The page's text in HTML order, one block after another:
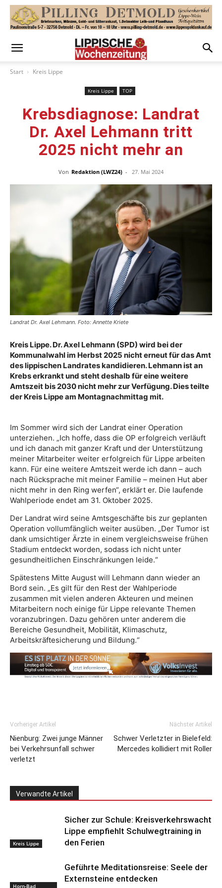
Start Kreis Lippe
Kreis Lippe TOP
Krebsdiagnose: Landrat
Dr. Axel Lehmann tritt
2025 nicht mehr an
Von Redaktion (LWZ24) - 27. Mai 2024
Landrat Dr. Axel Lehmann. Foto: Annette Kriete
Kreis Lippe. Dr. Axel Lehmann (SPD) wird bei der
Kommunalwahl im Herbst 2025 nicht erneut für das Amt
des lippischen Landrates kandidieren. Lehmann ist an
Krebs erkrankt und steht deshalb für eine weitere
Amtszeit bis 2030 nicht mehr zur Verfügung. Dies teilte
der Kreis Lippe am Montagnachmittag mit.
Im Sommer wird sich der Landrat einer Operation
unterziehen. „Ich hoffe, dass die OP erfolgreich verläuft
und ich danach mit ganzer Kraft und der Unterstützung
meiner Mitarbeiter weiter erfolgreich für Lippe arbeiten
kann. Für eine weitere Amtszeit werde ich dann – auch
nach Rücksprache mit meiner Familie – meinen Hut aber
nicht mehr in den Ring werfen“, erklärt er. Die laufende
Wahlperiode endet am 31. Oktober 2025.
Der Landrat wird seine Amtsgeschäfte bis zur geplanten
Operation vollumfänglich weiter ausüben. „Der Tumor ist
dank umsichtiger Ärzte in einem vergleichsweise frühen
Stadium entdeckt worden, sodass ich nicht unter
gesundheitlichen Einschränkungen leide.“
Spätestens Mitte August will Lehmann dann wieder an
Bord sein. „Es gilt für den Rest der Wahlperiode
zusammen mit vielen anderen Akteuren und meinen
Mitarbeitern noch einige für Lippe relevante Themen
voranzubringen. Dazu gehören unter anderem die
Bereiche Gesundheit, Mobilität, Klimaschutz,
Arbeitskräftesicherung und Bildung.“
Vorheriger Artikel
Nienburg: Zwei junge Männer
bei Verkehrsunfall schwer
verletzt
Nächster Artikel
Schwer Verletzter in Bielefeld:
Mercedes kollidiert mit Roller
Verwandte Artikel
Kreis Lippe
Sicher zur Schule: Kreisverkehrswacht
Lippe empfiehlt Schulwegtraining in
den Ferien
Horn-Bad
Geführte Meditationsreise: Seele der
Externsteine entdecken